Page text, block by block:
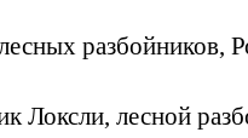
разбойников,
Локсли, лесной